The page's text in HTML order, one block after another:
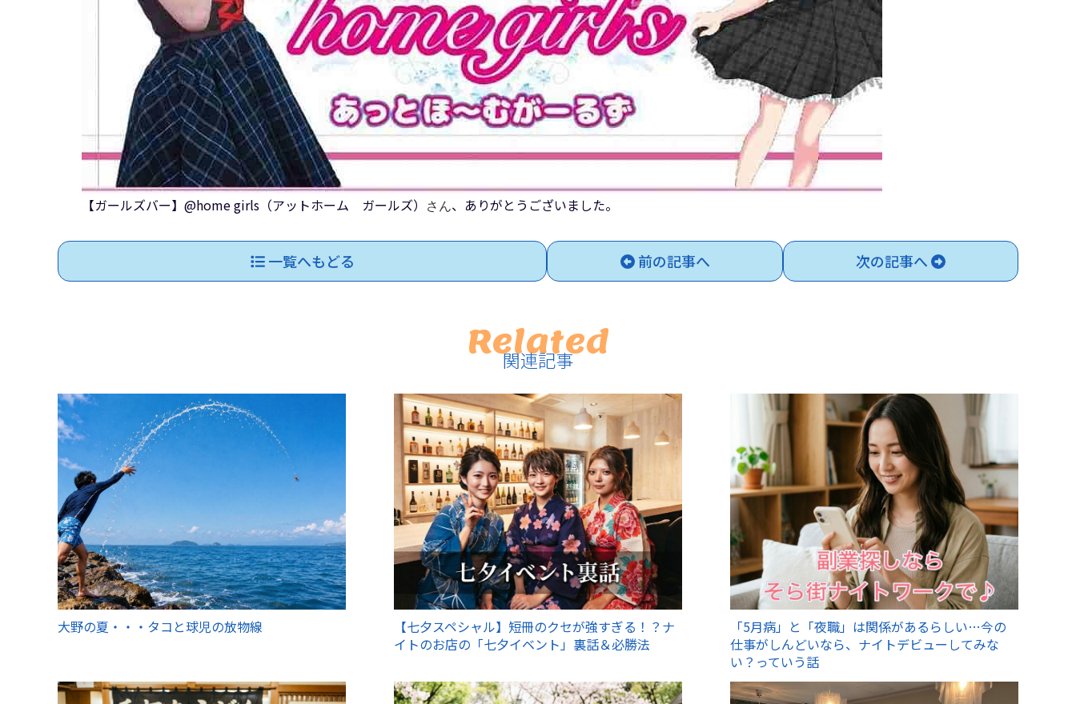
【ガールズバー】@home girls（アットホーム ガールズ） さん、ありがとうございました。
一覧へもどる 前の記事へ 次の記事へ
Related
関連記事
大野の夏・・・タコと球児の放物線
【七夕スペシャル】短冊のクセが強すぎる！？ナ
イトのお店の「七夕イベント」裏話＆必勝法
「5月病」と「夜職」は関係があるらしい…今の
仕事がしんどいなら、ナイトデビューしてみな
い？っていう話